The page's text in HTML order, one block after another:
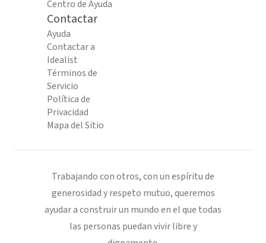
Centro de Ayuda
Contactar
Ayuda
Contactar a
Idealist
Términos de
Servicio
Política de
Privacidad
Mapa del Sitio
Trabajando con otros, con un espíritu de
generosidad y respeto mutuo, queremos
ayudar a construir un mundo en el que todas
las personas puedan vivir libre y